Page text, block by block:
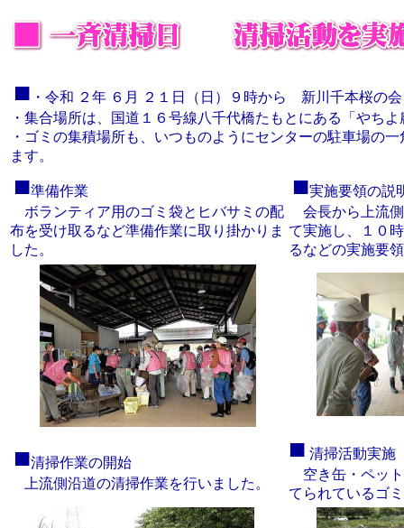
■ ・ 令和 ２年 ６月 ２１日（日）９時から
新川千本桜の会
・集合場所は、国道１６号線八千代橋たもとにある「やち
・ゴミの集積場所も、いつものようにセンターの駐車場の
ます。
■準備作業
ボランティア用のゴミ袋とヒバサミの配
布を受け取るなど準備作業に取り掛かりま
した。
■実施要領の説
会長から上流
て実施し、１０
るなどの実施要
■清掃作業の開始
上流側沿道の清掃作業を行いました。
■ 清掃活動実施
空き缶・ペッ
てられているゴ